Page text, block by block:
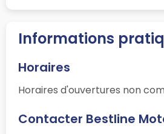
Informations
Horaires
Horaires d'ouvertures non
Contacter Bestline